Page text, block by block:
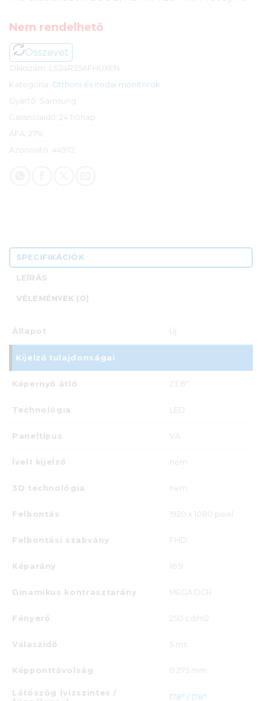
Nem rendelhető
Összevet
Cikkszám: LS24R35AFHUXEN
Kategória: Otthoni és irodai monitorok
Gyártó: Samsung
Garanciaidő: 24 hónap
ÁFA: 27%
Azonosító: 44972
SPECIFIKÁCIÓK
LEÍRÁS
VÉLEMÉNYEK (0)
Állapot Új
Kijelző tulajdonságai
Képernyő átló 23,8"
Technológia LED
Paneltípus VA
Ívelt kijelző nem
3D technológia nem
Felbontás 1920 x 1080 pixel
Felbontási szabvány FHD
Képarány 16:9
Dinamikus kontrasztarány MEGA DCR
Fényerő 250 cd/m2
Válaszidő 5 ms
Képponttávolság 0.275 mm
Látószög (vízszintes /
178° / 178°